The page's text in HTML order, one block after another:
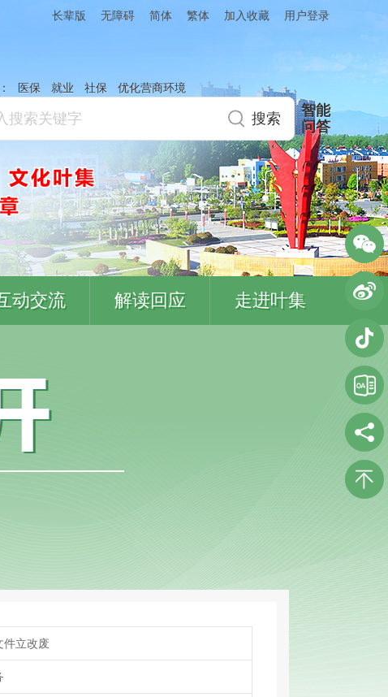
长辈版 无障碍 简体 繁体 加入收藏 用户登录
医保 就业 社保 优化营商环境
智能
问答
动交流 解读回应 走进叶集
件立改废